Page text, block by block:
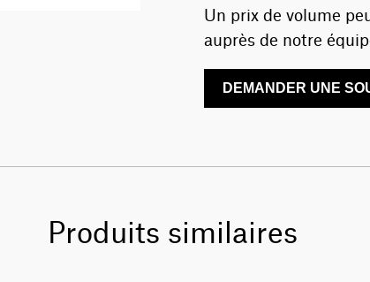
Un prix de volume
auprès de notre
DEMANDER UNE
Produits similaires